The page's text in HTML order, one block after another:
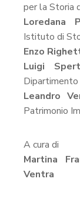
per la Storia
Loredana
Istituto di
Enzo
Luigi
Leandro
Patrimonio
A cura di
Martina
Ventra